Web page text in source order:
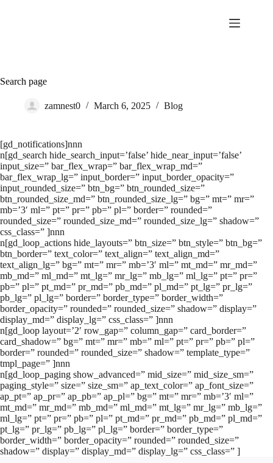
Search page
zamnest0 March 6, 2025 Blog
[gd_notifications]nnn
n[gd_search hide_search_input=’false’ hide_near_input=’false’
input_size=” bar_flex_wrap=” bar_flex_wrap_md=”
bar_flex_wrap_lg=” input_border=” input_border_opacity=”
input_rounded_size=” btn_bg=” btn_rounded_size=”
btn_rounded_size_md=” btn_rounded_size_lg=” bg=” mt=” mr=”
mb=’3′ ml=” pt=” pr=” pb=” pl=” border=” rounded=”
rounded_size=” rounded_size_md=” rounded_size_lg=” shadow=”
css_class=” ]nnn
n[gd_loop_actions hide_layouts=” btn_size=” btn_style=” btn_bg=”
btn_border=” text_color=” text_align=” text_align_md=”
text_align_lg=” bg=” mt=” mr=” mb=’3′ ml=” mt_md=” mr_md=”
mb_md=” ml_md=” mt_lg=” mr_lg=” mb_lg=” ml_lg=” pt=” pr=”
pb=” pl=” pt_md=” pr_md=” pb_md=” pl_md=” pt_lg=” pr_lg=”
pb_lg=” pl_lg=” border=” border_type=” border_width=”
border_opacity=” rounded=” rounded_size=” shadow=” display=”
display_md=” display_lg=” css_class=” ]nnn
n[gd_loop layout=’2′ row_gap=” column_gap=” card_border=”
card_shadow=” bg=” mt=” mr=” mb=” ml=” pt=” pr=” pb=” pl=”
border=” rounded=” rounded_size=” shadow=” template_type=”
tmpl_page=” ]nnn
n[gd_loop_paging show_advanced=” mid_size=” mid_size_sm=”
paging_style=” size=” size_sm=” ap_text_color=” ap_font_size=”
ap_pt=” ap_pr=” ap_pb=” ap_pl=” bg=” mt=” mr=” mb=’3′ ml=”
mt_md=” mr_md=” mb_md=” ml_md=” mt_lg=” mr_lg=” mb_lg=”
ml_lg=” pt=” pr=” pb=” pl=” pt_md=” pr_md=” pb_md=” pl_md=”
pt_lg=” pr_lg=” pb_lg=” pl_lg=” border=” border_type=”
border_width=” border_opacity=” rounded=” rounded_size=”
shadow=” display=” display_md=” display_lg=” css_class=” ]